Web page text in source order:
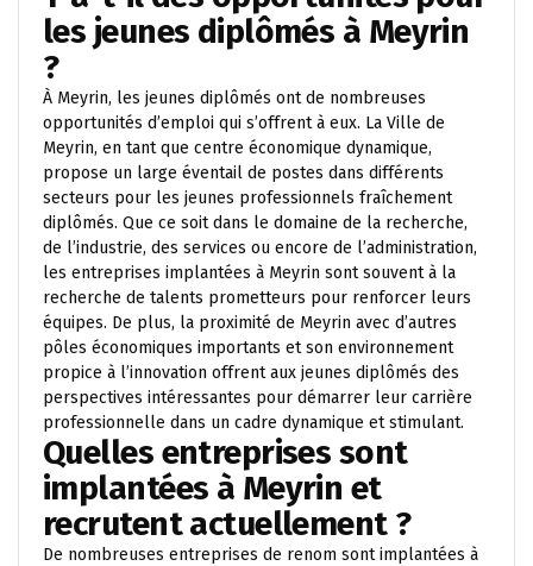
les jeunes diplômés à Meyrin
?
À Meyrin, les jeunes diplômés ont de nombreuses
opportunités d’emploi qui s’offrent à eux. La Ville de
Meyrin, en tant que centre économique dynamique,
propose un large éventail de postes dans différents
secteurs pour les jeunes professionnels fraîchement
diplômés. Que ce soit dans le domaine de la recherche,
de l’industrie, des services ou encore de l’administration,
les entreprises implantées à Meyrin sont souvent à la
recherche de talents prometteurs pour renforcer leurs
équipes. De plus, la proximité de Meyrin avec d’autres
pôles économiques importants et son environnement
propice à l’innovation offrent aux jeunes diplômés des
perspectives intéressantes pour démarrer leur carrière
professionnelle dans un cadre dynamique et stimulant.
Quelles entreprises sont
implantées à Meyrin et
recrutent actuellement ?
De nombreuses entreprises de renom sont implantées à